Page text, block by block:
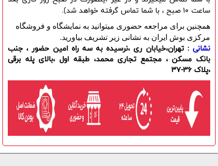
ساعت 10 صبح ، با شما تماس گرفته خواهد شد).
همچنین برای مراجعه حضوری میتوانید به نمایشگاه و فروشگاه
مرکزی بوش ایران به نشانی زیر تشریف بیاورید.
نشانی: تهران،خیابان ری ،نرسیده به سه راه امین حضور ، جنب
بانک مسکن ، مجتمع تجاری محمد، طبقه اول ،بالای پله برقی
،پلاک 36-37